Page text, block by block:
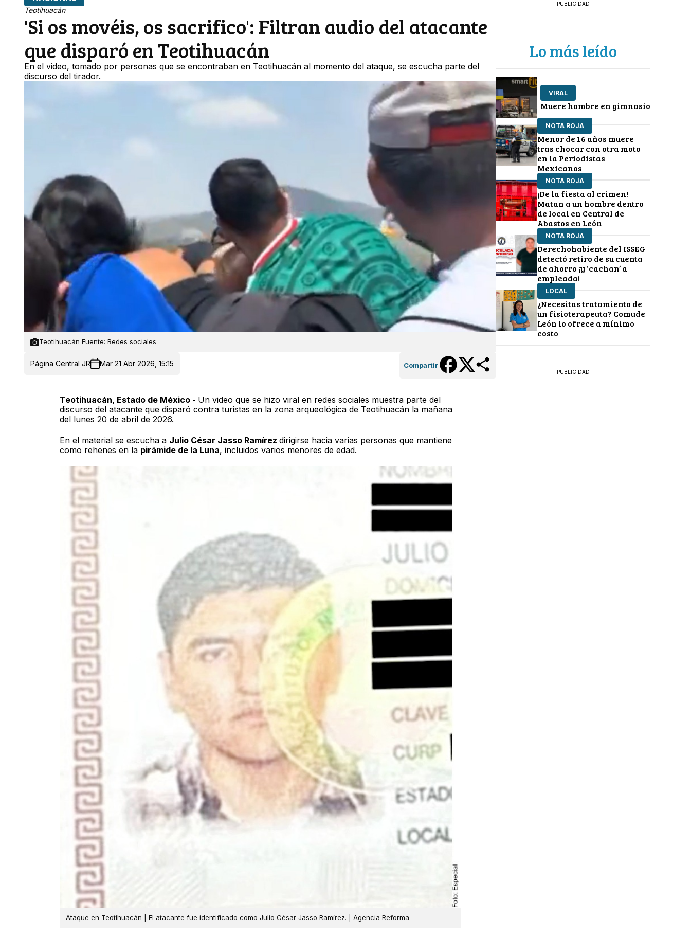
Teotihuacán
'Si os movéis, os sacrifico': Filtran audio del atacante
que disparó en Teotihuacán
En el video, tomado por personas que se encontraban en Teotihuacán al momento del ataque, se escucha parte del
discurso del tirador.
Teotihuacán Fuente: Redes sociales
Página Central JR Mar 21 Abr 2026, 15:15 Compartir
Teotihuacán, Estado de México - Un video que se hizo viral en redes sociales muestra parte del
discurso del atacante que disparó contra turistas en la zona arqueológica de Teotihuacán la mañana
del lunes 20 de abril de 2026.
En el material se escucha a Julio César Jasso Ramírez dirigirse hacia varias personas que mantiene
como rehenes en la pirámide de la Luna, incluidos varios menores de edad.
Ataque en Teotihuacán | El atacante fue identificado como Julio César Jasso Ramírez. | Agencia Reforma
PUBLICIDAD
Lo más leído
VIRAL
Muere hombre en gimnasio
NOTA ROJA
Menor de 16 años muere
tras chocar con otra moto
en la Periodistas
Mexicanos
NOTA ROJA
¡De la fiesta al crimen!
Matan a un hombre dentro
de local en Central de
Abastos en León
NOTA ROJA
Derechohabiente del ISSEG
detectó retiro de su cuenta
de ahorro ¡y ‘cachan’ a
empleada!
LOCAL
¿Necesitas tratamiento de
un fisioterapeuta? Comude
León lo ofrece a mínimo
costo
PUBLICIDAD